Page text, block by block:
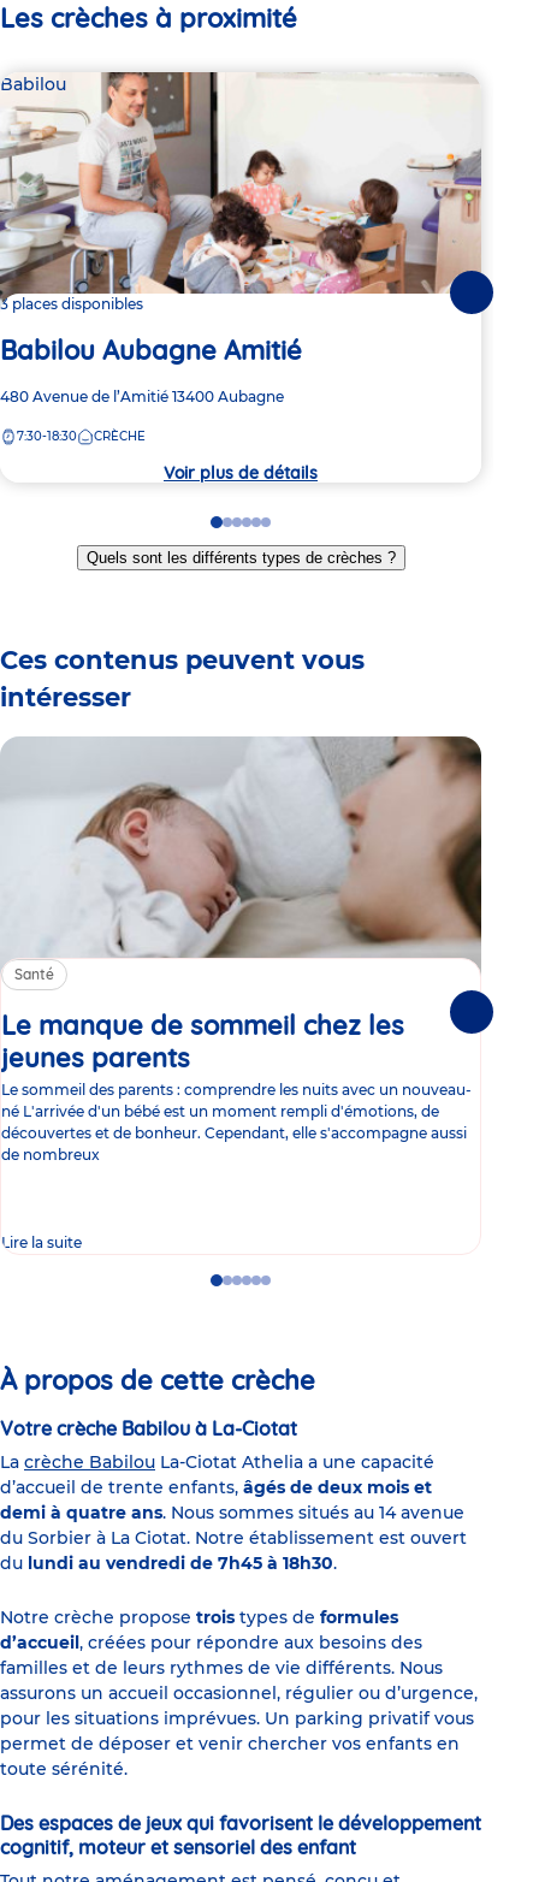
Les crèches à proximité
Babilou
3 places disponibles
Babilou Aubagne Amitié
Adresse
la
480 Avenue de l’Amitié 13400 Aubagne
7:30-18:30 CRÈCHE
Voir plus de détails
Go
to
slide
Go
to
slide
Go
to
slide
Go
to
slide
Go
to
slide
Go
to
slide
Quels sont les différents types de crèches ?
Ces contenus peuvent vous
intéresser
Santé
Le manque de sommeil chez les
jeunes parents
Le sommeil des parents : comprendre les nuits avec un nouveau-
né L'arrivée d'un bébé est un moment rempli d'émotions, de
découvertes et de bonheur. Cependant, elle s'accompagne aussi
de nombreux
Lire la suite
GoGoGoGo
GoGo
À propos de cette crèche
Votre crèche Babilou à La-Ciotat
La crèche Babilou La-Ciotat Athelia a une capacité
d’accueil de trente enfants, âgés de deux mois et
demi à quatre ans. Nous sommes situés au 14 avenue
du Sorbier à La Ciotat. Notre établissement est ouvert
du lundi au vendredi de 7h45 à 18h30.
Notre crèche propose trois types de formules
d’accueil, créées pour répondre aux besoins des
familles et de leurs rythmes de vie différents. Nous
assurons un accueil occasionnel, régulier ou d’urgence,
pour les situations imprévues. Un parking privatif vous
permet de déposer et venir chercher vos enfants en
toute sérénité.
Des espaces de jeux qui favorisent le développement
cognitif, moteur et sensoriel des enfant